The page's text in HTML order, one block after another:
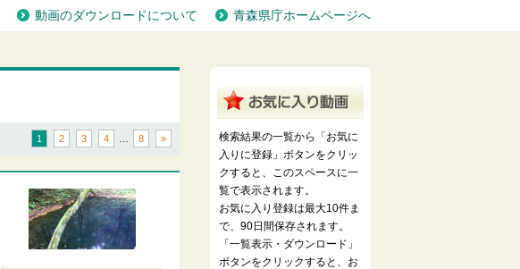
動画のダウンロードについて 青森県庁ホームページへ
1 2 3 4 8 »
検索結果の一覧から「お気に
入りに登録」ボタンをクリッ
クすると、このスペースに一
覧で表示されます。
お気に入り登録は最大10件ま
で、90日間保存されます。
「一覧表示・ダウンロード」
ボタンをクリックすると、お